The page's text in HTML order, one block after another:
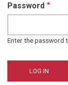
Password
Enter the password